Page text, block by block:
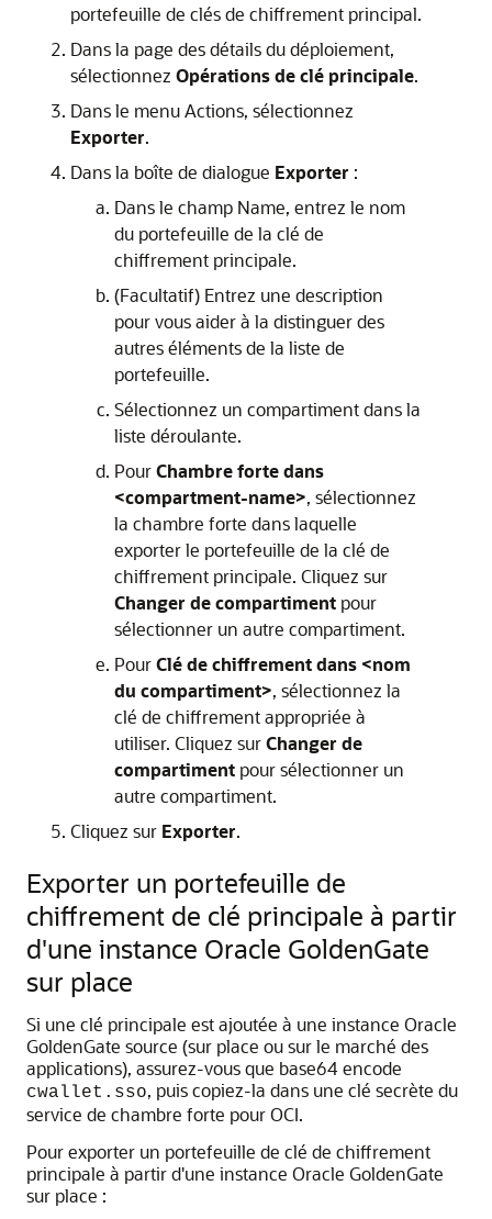
portefeuille de clés de chiffrement principal.
Dans la page des détails du déploiement,
sélectionnez Opérations de clé principale.
Dans le menu Actions, sélectionnez
Exporter.
Dans la boîte de dialogue Exporter :
Dans le champ Name, entrez le nom
du portefeuille de la clé de
chiffrement principale.
(Facultatif) Entrez une description
pour vous aider à la distinguer des
autres éléments de la liste de
portefeuille.
Sélectionnez un compartiment dans la
liste déroulante.
PourChambre forte dans
<compartment-name>, sélectionnez
la chambre forte dans laquelle
exporter le portefeuille de la clé de
chiffrement principale. Cliquez sur
Changer de compartiment pour
sélectionner un autre compartiment.
PourClé de chiffrement dans <nom
du compartiment>, sélectionnez la
clé de chiffrement appropriée à
utiliser. Cliquez surChanger de
compartiment pour sélectionner un
autre compartiment.
Cliquez sur Exporter.
Exporter un portefeuille de
chiffrement de clé principale à partir
d'une instance Oracle GoldenGate
sur place
Si une clé principale est ajoutée à une instance Oracle
GoldenGate source (sur place ou sur le marché des
applications), assurez-vous que base64 encode
cwallet.sso, puis copiez-la dans une clé secrète du
service de chambre forte pour OCI.
Pour exporter un portefeuille de clé de chiffrement
principale à partir d'une instance Oracle GoldenGate
sur place :